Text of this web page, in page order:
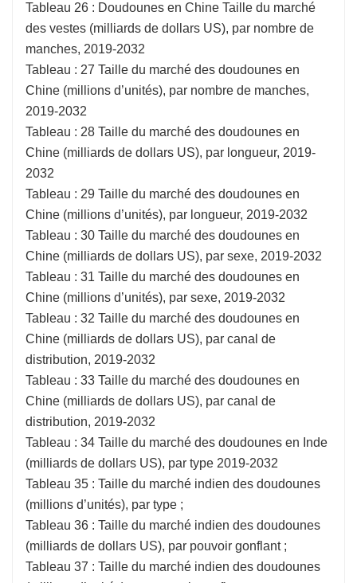
Tableau 26 : Doudounes en Chine Taille du marché
des vestes (milliards de dollars US), par nombre de
manches, 2019-2032
Tableau : 27 Taille du marché des doudounes en
Chine (millions d’unités), par nombre de manches,
2019-2032
Tableau : 28 Taille du marché des doudounes en
Chine (milliards de dollars US), par longueur, 2019-
2032
Tableau : 29 Taille du marché des doudounes en
Chine (millions d’unités), par longueur, 2019-2032
Tableau : 30 Taille du marché des doudounes en
Chine (milliards de dollars US), par sexe, 2019-2032
Tableau : 31 Taille du marché des doudounes en
Chine (millions d’unités), par sexe, 2019-2032
Tableau : 32 Taille du marché des doudounes en
Chine (milliards de dollars US), par canal de
distribution, 2019-2032
Tableau : 33 Taille du marché des doudounes en
Chine (milliards de dollars US), par canal de
distribution, 2019-2032
Tableau : 34 Taille du marché des doudounes en Inde
(milliards de dollars US), par type 2019-2032
Tableau 35 : Taille du marché indien des doudounes
(millions d’unités), par type ;
Tableau 36 : Taille du marché indien des doudounes
(milliards de dollars US), par pouvoir gonflant ;
Tableau 37 : Taille du marché indien des doudounes